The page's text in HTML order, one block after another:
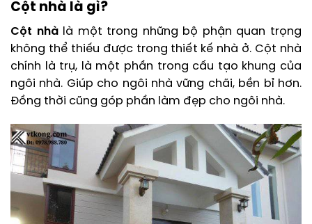
Cột nhà là gì?
Cột nhàlà một trong những bộ phận quan trọng
không thể thiếu được trong thiết kế nhà ở. Cột nhà
chính là trụ, là một phần trong cấu tạo khung của
ngôi nhà. Giúp cho ngôi nhà vững chãi, bền bỉ hơn.
Đồng thời cũng góp phần làm đẹp cho ngôi nhà.